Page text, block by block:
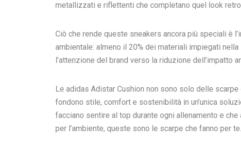
metallizzati e riflettenti che completano quel look
Ciò che rende queste sneakers ancora più speciali è
ambientale: almeno il 20% dei materiali impiegati
l’attenzione del brand verso la riduzione dell’impatto
Le adidas Adistar Cushion non sono solo delle
fondono stile, comfort e sostenibilità in un’unica
facciano sentire al top durante ogni allenamento e
per l’ambiente, queste sono le scarpe che fanno per te.